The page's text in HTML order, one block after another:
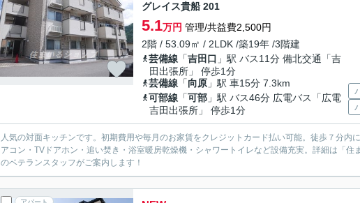
グレイス貴船 201
5.1万円 管理/共益費2,500円
2階 / 53.09㎡ / 2LDK /築19年 /3階建
芸備線 「吉田口 」駅 バス11分 備北交通「吉
田出張所」 停歩1分
芸備線 「向原 」駅 車15分 7.3km
可部線 「可部 」駅 バス46分 広電バス「広電
吉田出張所」 停歩1分
人気の対面キッチンです。初期費用や毎月のお家賃をクレジットカード払い可能。徒歩７分内
アコン・TVドアホン・追い焚き・浴室暖房乾燥機・シャワートイレなど設備充実。詳細は「
のベテランスタッフがご案内します！